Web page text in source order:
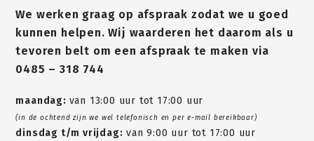
We werken graag op afspraak zodat we u goed
kunnen helpen. Wij waarderen het daarom als u
tevoren belt om een afspraak te maken via
0485 – 318 744
maandag: van 13:00 uur tot 17:00 uur
(in de ochtend zijn we wel telefonisch en per e-mail bereikbaar)
dinsdag t/m vrijdag: van 9:00 uur tot 17:00 uur